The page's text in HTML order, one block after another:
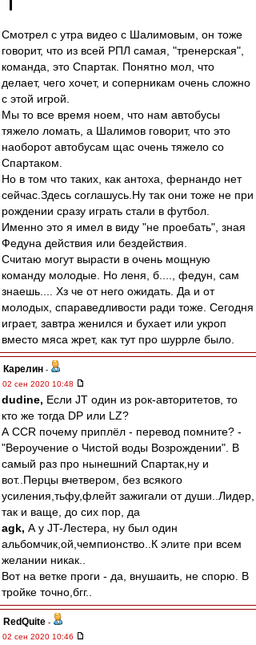
Смотрел с утра видео с Шалимовым, он тоже
говорит, что из всей РПЛ самая, "тренерская",
команда, это Спартак. Понятно мол, что
делает, чего хочет, и соперникам очень сложно
с этой игрой.
Мы то все время ноем, что нам автобусы
тяжело ломать, а Шалимов говорит, что это
наоборот автобусам щас очень тяжело со
Спартаком.
Но в том что таких, как антоха, фернандо нет
сейчас.Здесь соглашусь.Ну так они тоже не при
рождении сразу играть стали в футбол.
Именно это я имел в виду "не проебать", зная
Федуна действия или бездействия.
Считаю могут вырасти в очень мощную
команду молодые. Но леня, б...., федун, сам
знаешь.... Хз че от него ожидать. Да и от
молодых, спараведливости ради тоже. Сегодня
играет, завтра женился и бухает или укроп
вместо мяса жрет, как тут про шуррле было.
Карелин -
02 сен 2020 10:48
dudine, Если JT один из рок-авторитетов, то
кто же тогда DP или LZ?
А CCR почему приплёл - перевод помните? -
"Вероучение о Чистой воды Возрождении". В
самый раз про нынешний Спартак,ну и
вот..Перцы вчетвером, без всякого
усиления,тьфу,флейт зажигали от души..Лидер,
так и ваще, до сих пор, да
agk, А у JT-Лестера, ну был один
альбомчик,ой,чемпионство..К элите при всем
желании никак..
Вот на ветке проги - да, внушаить, не спорю. В
тройке точно,бгг..
RedQuite -
02 сен 2020 10:46